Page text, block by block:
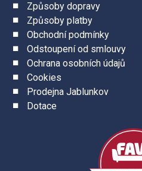
Způsoby dopravy
Způsoby platby
Obchodní podmínky
Odstoupení od smlouvy
Ochrana osobních údajů
Cookies
Prodejna Jablunkov
Dotace